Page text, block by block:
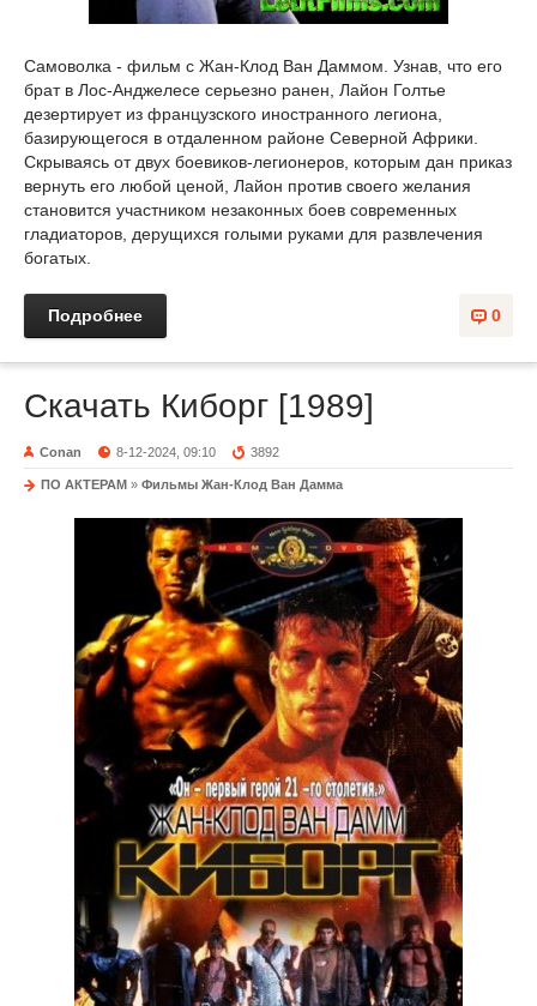
Самоволка - фильм с Жан-Клод Ван Даммом. Узнав, что его
брат в Лос-Анджелесе серьезно ранен, Лайон Голтье
дезертирует из французского иностранного легиона,
базирующегося в отдаленном районе Северной Африки.
Скрываясь от двух боевиков-легионеров, которым дан приказ
вернуть его любой ценой, Лайон против своего желания
становится участником незаконных боев современных
гладиаторов, дерущихся голыми руками для развлечения
богатых.
0
Подробнее
Скачать Киборг [1989]
Conan 8-12-2024, 09:10 3892
ПО АКТЕРАМ » Фильмы Жан-Клод Ван Дамма